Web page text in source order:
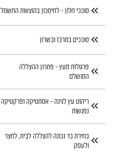
סוככי חלון – לחיסכון בהוצאות החשמל
סוככים במרכז ובשרון
פרגולות מעץ – פתרון ההצללה
המושלם
ריהוט עץ לגינה – אסתטיקה ופרקטיקה
נפגשות
בחירת בד נכונה להצללה לבית, לחצר
ולעסק